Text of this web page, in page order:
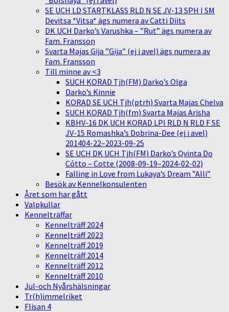
SE UCH LD STARTKLASS RLD N SE JV-13 SPH I SM
Devitsa *Vitsa* ägs numera av Catti Diits
DK UCH Darko’s Varushka – ”Rut” ägs numera av
Fam. Fransson
Svarta Majas Gija ”Gija” (ej i avel) ägs numera av
Fam. Fransson
Till minne av <3
SUCH KORAD Tjh(FM) Darko’s Olga
Darko’s Kinnie
KORAD SE UCH Tjh(ptrh) Svarta Majas Chelva
SUCH KORAD Tjh(fm) Svarta Majas Arisha
KBHV-16 DK UCH KORAD LPI RLD N RLD F SE
JV-15 Romashka’s Dobrina-Dee (ej i avel)
201404-22–2023-09-25
SE UCH DK UCH Tjh(FM) Darko’s Qvinta Do
Cótto – Cotte (2008-09-19–2024-02-02)
Falling in Love from Lukaya’s Dream ”Alli”
Besök av Kennelkonsulenten
Året som har gått
Valpkullar
Kennelträffar
Kennelträff 2024
Kennelträff 2023
Kennelträff 2019
Kennelträff 2014
Kennelträff 2012
Kennelträff 2010
Jul-och Nyårshälsningar
Tr(h)immelriket
Flisan 4